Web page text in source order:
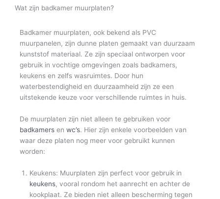
Wat zijn badkamer muurplaten?
Badkamer muurplaten, ook bekend als PVC
muurpanelen, zijn dunne platen gemaakt van duurzaam
kunststof materiaal. Ze zijn speciaal ontworpen voor
gebruik in vochtige omgevingen zoals badkamers,
keukens en zelfs wasruimtes. Door hun
waterbestendigheid en duurzaamheid zijn ze een
uitstekende keuze voor verschillende ruimtes in huis.
De muurplaten zijn niet alleen te gebruiken voor
badkamers en wc’s. Hier zijn enkele voorbeelden van
waar deze platen nog meer voor gebruikt kunnen
worden:
Keukens: Muurplaten zijn perfect voor gebruik in
keukens, vooral rondom het aanrecht en achter de
kookplaat. Ze bieden niet alleen bescherming tegen